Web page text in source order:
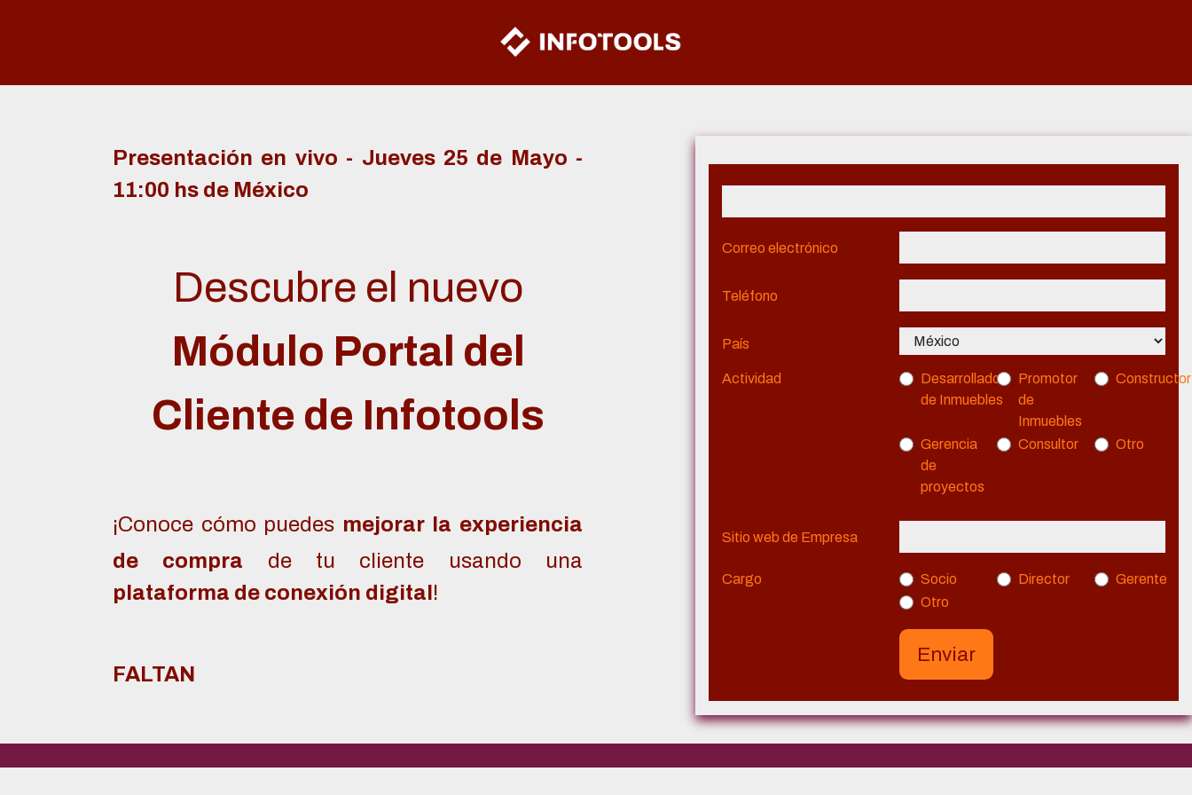
Presentación en vivo - Jueves 25 de Mayo -
11:00 hs de México
Descubre el nuevo
Módulo Portal del
Cliente de Infotools
¡Conoce cómo puedes mejorar la experiencia
de compra de tu cliente usando una
plataforma de conexión digital!
FALTAN
Correo electrónico
Teléfono
País
Actividad
Desarrollador
de Inmuebles
Promotor
de
Inmuebles
Constructor
Gerencia
de
proyectos
Consultor Otro
Sitio web de Empresa
Cargo Socio Director
Gerente
Otro
Enviar